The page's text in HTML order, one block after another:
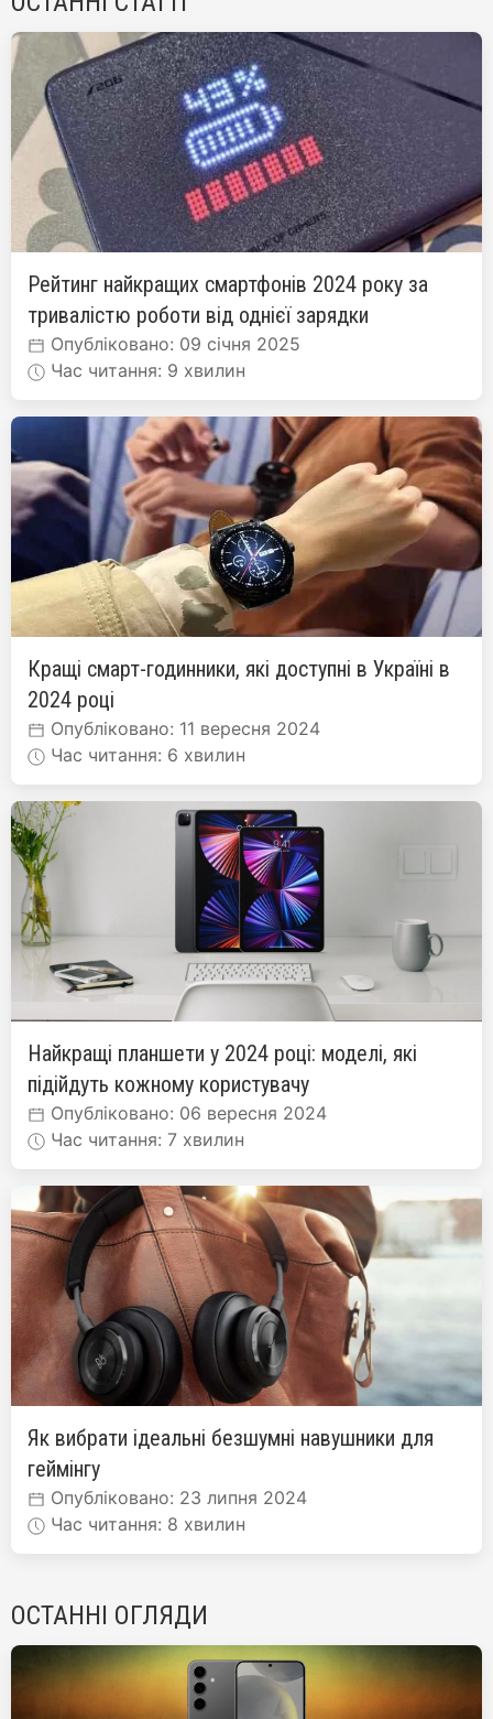
Рейтинг найкращих смартфонів 2024 року за
тривалістю роботи від однієї зарядки
Опубліковано: 09 січня 2025
Час читання: 9 хвилин
Кращі смарт-годинники, які доступні в Україні в
2024 році
Опубліковано: 11 вересня 2024
Час читання: 6 хвилин
Найкращі планшети у 2024 році: моделі, які
підійдуть кожному користувачу
Опубліковано: 06 вересня 2024
Час читання: 7 хвилин
Як вибрати ідеальні безшумні навушники для
геймінгу
Опубліковано: 23 липня 2024
Час читання: 8 хвилин
ОСТАННІ ОГЛЯДИ